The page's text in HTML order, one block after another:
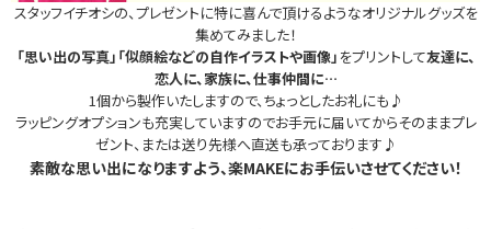
スタッフイチオシの、プレゼントに特に喜んで頂けるようなオリジナルグッズを
集めてみました！
「思い出の写真」「似顔絵などの自作イラストや画像」 をプリントして友達に、
恋人に、家族に、仕事仲間に…
1個から製作いたしますので、ちょっとしたお礼にも♪
ラッピングオプションも充実していますのでお手元に届いてからそのままプレ
ゼント、または送り先様へ直送も承っております♪
素敵な思い出になりますよう、楽MAKEにお手伝いさせてください！